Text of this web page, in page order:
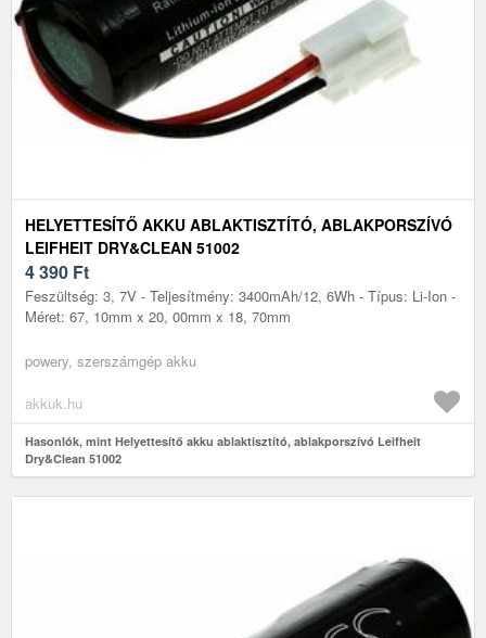
HELYETTESÍTŐ AKKU ABLAKTISZTÍTÓ, ABLAKPORSZÍVÓ
LEIFHEIT DRY&CLEAN 51002
4 390 Ft
Feszültség: 3, 7V - Teljesítmény: 3400mAh/12, 6Wh - Típus: Li-Ion -
Méret: 67, 10mm x 20, 00mm x 18, 70mm
powery, szerszámgép akku
akkuk.hu
Hasonlók, mint Helyettesítő akku ablaktisztító, ablakporszívó Leifheit
Dry&Clean 51002